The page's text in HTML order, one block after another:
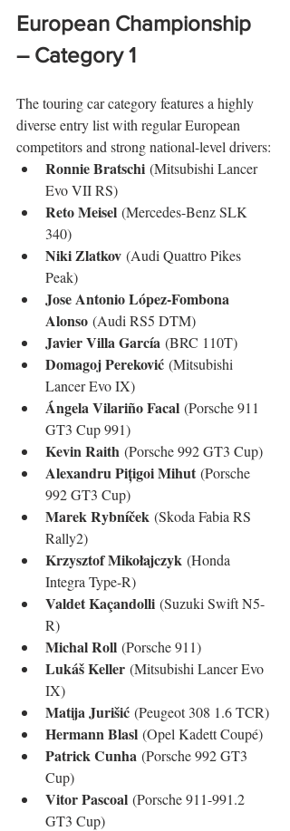
European Championship
– Category 1
The touring car category features a highly
diverse entry list with regular European
competitors and strong national-level drivers:
Ronnie Bratschi (Mitsubishi Lancer
Evo VII RS)
Reto Meisel (Mercedes-Benz SLK
340)
Niki Zlatkov (Audi Quattro Pikes
Peak)
Jose Antonio López-Fombona
Alonso (Audi RS5 DTM)
Javier Villa García (BRC 110T)
Domagoj Pereković (Mitsubishi
Lancer Evo IX)
Ángela Vilariño Facal (Porsche 911
GT3 Cup 991)
Kevin Raith (Porsche 992 GT3 Cup)
Alexandru Pițigoi Mihut (Porsche
992 GT3 Cup)
Marek Rybníček (Skoda Fabia RS
Rally2)
Krzysztof Mikołajczyk (Honda
Integra Type-R)
Valdet Kaçandolli (Suzuki Swift N5-
R)
Michal Roll (Porsche 911)
Lukáš Keller (Mitsubishi Lancer Evo
IX)
Matija Jurišić (Peugeot 308 1.6 TCR)
Hermann Blasl (Opel Kadett Coupé)
Patrick Cunha (Porsche 992 GT3
Cup)
Vitor Pascoal (Porsche 911-991.2
GT3 Cup)